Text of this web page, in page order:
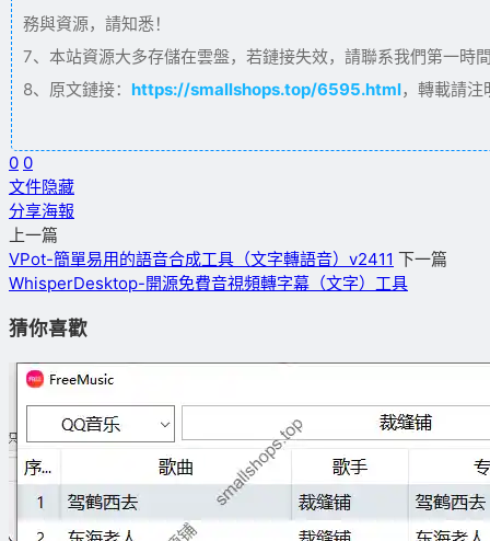
務與資源，請知悉！
7、本站資源大多存儲在雲盤，若鏈接失效，請聯系我們第一
8、原文鏈接： https://smallshops.top/6595.html，轉載請注
0 0
文件隐藏
分享海報
上一篇
VPot-簡單易用的語音合成工具（文字轉語音）v2411 下一篇
WhisperDesktop-開源免費音視頻轉字幕（文字）工具
猜你喜歡